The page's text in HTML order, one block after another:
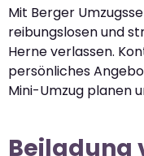
Mit Berger
reibungslosen und
Herne verlassen.
persönliches
Mini-Umzug planen
Beiladung